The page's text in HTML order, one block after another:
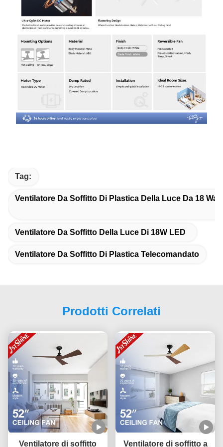
Tag:
Ventilatore Da Soffitto Di Plastica Della Luce Da 18
Ventilatore Da Soffitto Della Luce Di 18W LED
Ventilatore Da Soffitto Di Plastica Telecomandato
Prodotti Correlati
Ventilatore di soffitto
Ventilatore di soffitto a